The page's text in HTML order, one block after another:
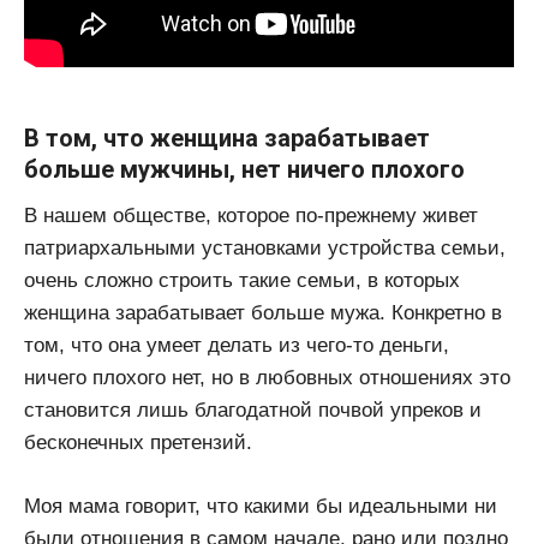
В том, что женщина зарабатывает
больше мужчины, нет ничего плохого
В нашем обществе, которое по-прежнему живет
патриархальными установками устройства семьи,
очень сложно строить такие семьи, в которых
женщина зарабатывает больше мужа. Конкретно в
том, что она умеет делать из чего-то деньги,
ничего плохого нет, но в любовных отношениях это
становится лишь благодатной почвой упреков и
бесконечных претензий.
Моя мама говорит, что какими бы идеальными ни
были отношения в самом начале, рано или поздно